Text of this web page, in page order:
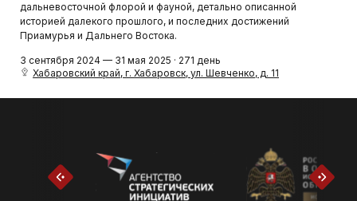
дальневосточной флорой и фауной, детально описанной
историей далекого прошлого, и последних достижений
Приамурья и Дальнего Востока.
3 сентября 2024 — 31 мая 2025 · 271 день
Хабаровский край, г. Хабаровск, ул. Шевченко, д. 11